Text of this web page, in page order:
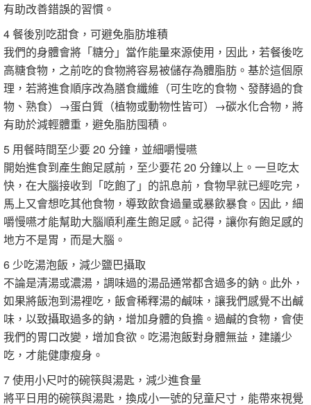
有助改善錯誤的習慣。
4 餐後別吃甜食，可避免脂肪堆積
我們的身體會將「糖分」當作能量來源使用，因此，若餐後吃
高糖食物，之前吃的食物將容易被儲存為體脂肪。基於這個原
理，若將進食順序改為膳食纖維（可生吃的食物、發酵過的食
物、熟食）→蛋白質（植物或動物性皆可）→碳水化合物，將
有助於減輕體重，避免脂肪囤積。
5 用餐時間至少要 20 分鐘，並細嚼慢嚥
開始進食到產生飽足感前，至少要花 20 分鐘以上。一旦吃太
快，在大腦接收到「吃飽了」的訊息前，食物早就已經吃完，
馬上又會想吃其他食物，導致飲食過量或暴飲暴食。因此，細
嚼慢嚥才能幫助大腦順利產生飽足感。記得，讓你有飽足感的
地方不是胃，而是大腦。
6 少吃湯泡飯，減少鹽巴攝取
不論是清湯或濃湯，調味過的湯品通常都含過多的鈉。此外，
如果將飯泡到湯裡吃，飯會稀釋湯的鹹味，讓我們感覺不出鹹
味，以致攝取過多的鈉，增加身體的負擔。過鹹的食物，會使
我們的胃口改變，增加食欲。吃湯泡飯對身體無益，建議少
吃，才能健康瘦身。
7 使用小尺吋的碗筷與湯匙，減少進食量
將平日用的碗筷與湯匙，換成小一號的兒童尺寸，能帶來視覺